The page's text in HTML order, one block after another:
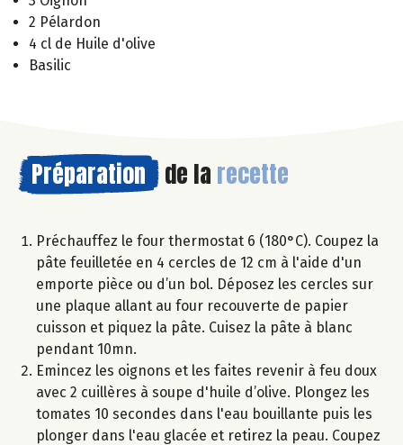
2 Pélardon
4 cl de Huile d'olive
Basilic
Préparation de la recette
Préchauffez le four thermostat 6 (180°C). Coupez la
pâte feuilletée en 4 cercles de 12 cm à l'aide d'un
emporte pièce ou d’un bol. Déposez les cercles sur
une plaque allant au four recouverte de papier
cuisson et piquez la pâte. Cuisez la pâte à blanc
pendant 10mn.
Emincez les oignons et les faites revenir à feu doux
avec 2 cuillères à soupe d'huile d’olive. Plongez les
tomates 10 secondes dans l'eau bouillante puis les
plonger dans l'eau glacée et retirez la peau. Coupez